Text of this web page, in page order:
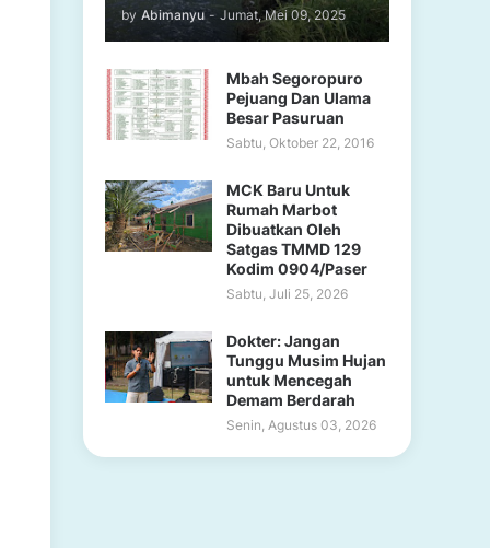
by Abimanyu - Jumat, Mei 09, 2025
Mbah Segoropuro
Pejuang Dan Ulama
Besar Pasuruan
Sabtu, Oktober 22, 2016
MCK Baru Untuk
Rumah Marbot
Dibuatkan Oleh
Satgas TMMD 129
Kodim 0904/Paser
Sabtu, Juli 25, 2026
Dokter: Jangan
Tunggu Musim Hujan
untuk Mencegah
Demam Berdarah
Senin, Agustus 03, 2026